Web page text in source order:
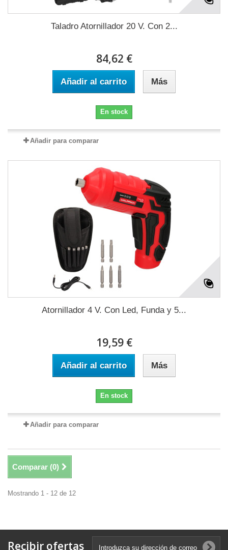
Taladro Atornillador 20 V. Con 2...
84,62 €
Añadir al carrito Más
En stock
Añadir para comparar
Atornillador 4 V. Con Led, Funda y 5...
19,59 €
Añadir al carrito Más
En stock
Añadir para comparar
Comparar (0)
Mostrando 1 - 12 de 12
Recibir ofertas